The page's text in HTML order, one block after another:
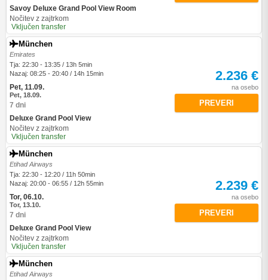
Savoy Deluxe Grand Pool View Room
Nočitev z zajtrkom
Vključen transfer
München
Emirates
Tja: 22:30 - 13:35 / 13h 5min
Nazaj: 08:25 - 20:40 / 14h 15min
Pet, 11.09.
Pet, 18.09.
7 dni
Deluxe Grand Pool View
Nočitev z zajtrkom
Vključen transfer
2.236 €
na osebo
PREVERI
München
Etihad Airways
Tja: 22:30 - 12:20 / 11h 50min
Nazaj: 20:00 - 06:55 / 12h 55min
Tor, 06.10.
Tor, 13.10.
7 dni
Deluxe Grand Pool View
Nočitev z zajtrkom
Vključen transfer
2.239 €
na osebo
PREVERI
München
Etihad Airways